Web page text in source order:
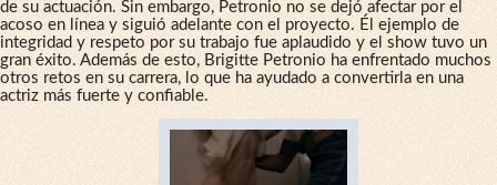
de su actuación. Sin embargo, Petronio no se dejó afectar por el
acoso en línea y siguió adelante con el proyecto. Él ejemplo de
integridad y respeto por su trabajo fue aplaudido y el show tuvo un
gran éxito. Además de esto, Brigitte Petronio ha enfrentado muchos
otros retos en su carrera, lo que ha ayudado a convertirla en una
actriz más fuerte y confiable.